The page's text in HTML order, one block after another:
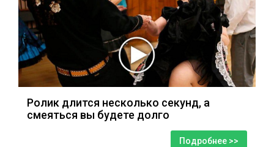
Ролик длится несколько секунд, а
смеяться вы будете долго
Подробнее >>